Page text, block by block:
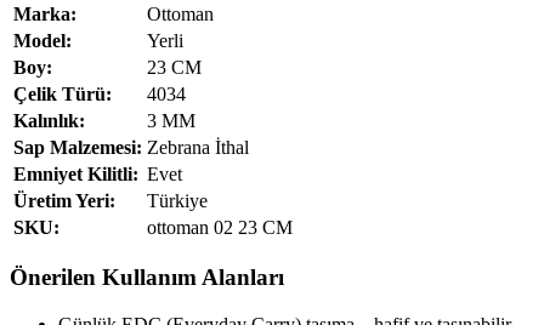
Marka:
Ottoman
Model:
Yerli
Boy:
23 CM
Çelik Türü:
4034
Kalınlık:
3 MM
Sap Malzemesi: Zebrana İthal
Emniyet Kilitli: Evet
Üretim Yeri:
Türkiye
SKU:
ottoman 02 23 CM
Önerilen Kullanım Alanları